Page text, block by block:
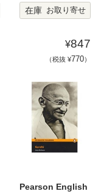
在庫 お取り寄せ
¥847
（税抜 ¥770）
Pearson English